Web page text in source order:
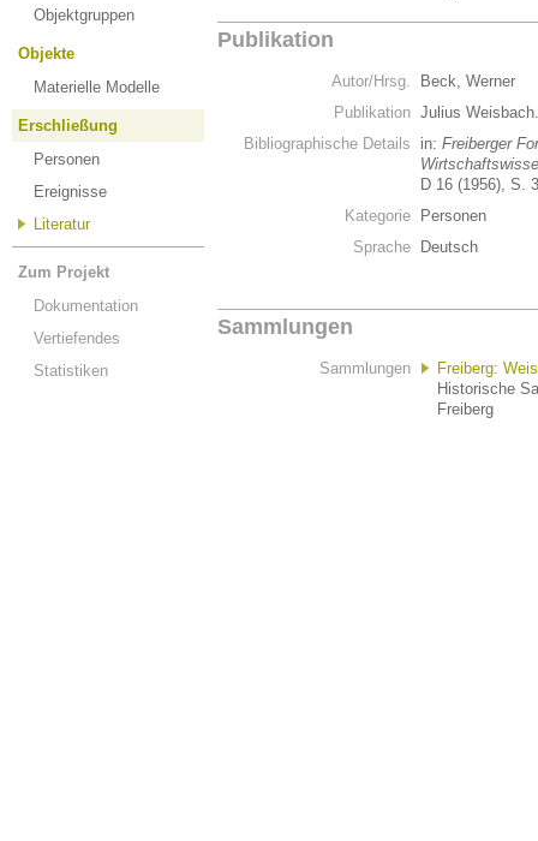
Objektgruppen
Objekte
Materielle Modelle
Erschließung
Personen
Ereignisse
Literatur
Zum Projekt
Dokumentation
Vertiefendes
Statistiken
Publikation
Autor/Hrsg.
Beck, Werner
Publikation Julius
Bibliographische Details
in: Freiberger
D 16 (1956), S.
Kategorie
Personen
Sprache
Deutsch
Sammlungen
Sammlungen
Freiberg:
Historische
Freiberg